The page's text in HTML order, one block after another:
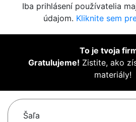
Iba prihlásení používatelia
údajom. Kliknite sem
To je tvoja
Gratulujeme! Zistite, ako
materiály!
Šaľa